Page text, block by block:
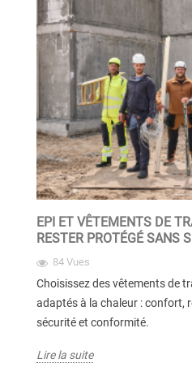
EPI ET VÊTEMENTS DE
RESTER PROTÉGÉ SANS
84 Vues
Choisissez des vêtements de
adaptés à la chaleur : confort,
sécurité et conformité.
Lire la suite